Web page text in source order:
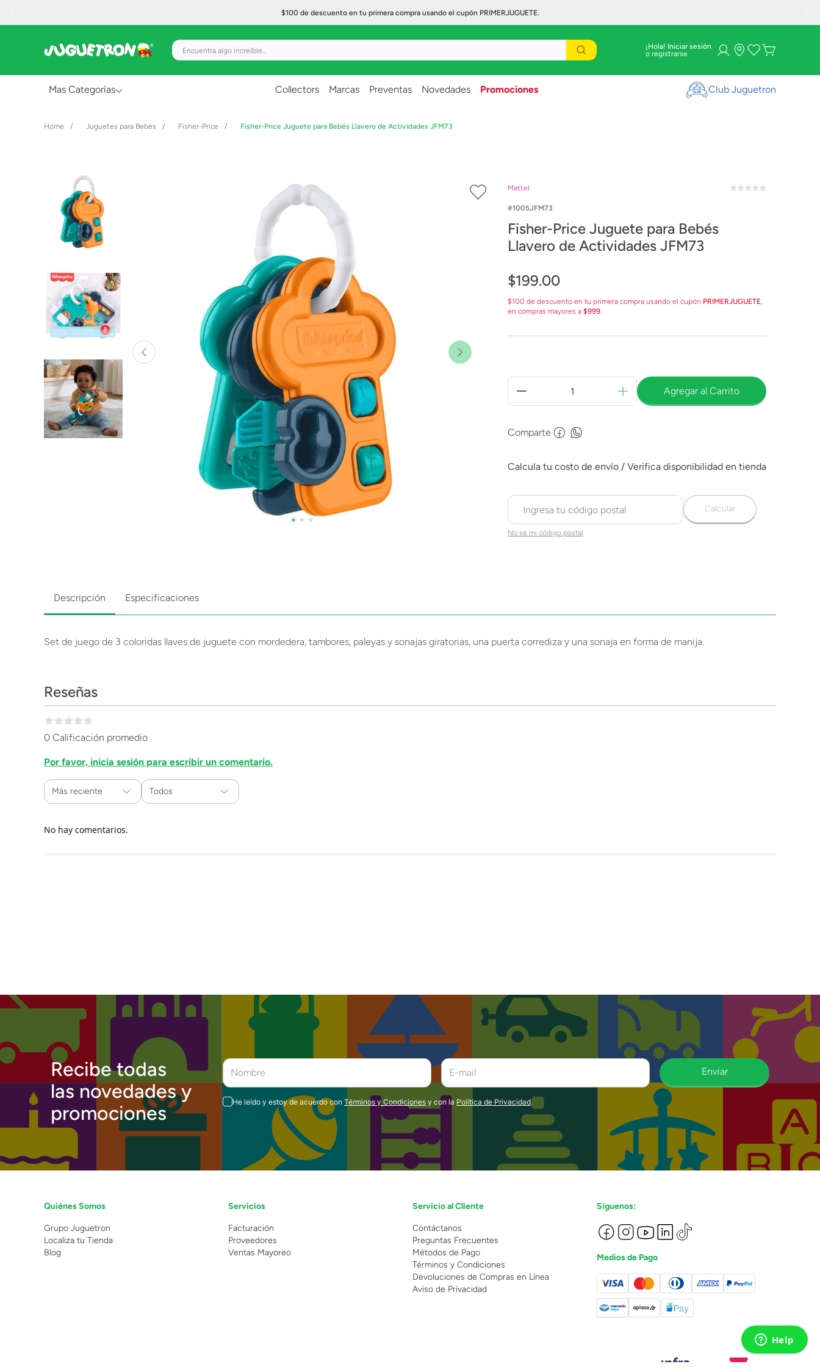
$100 de descuento en tu primera compra usando el cupón PRIMERJUGUETE.
Encuentra algo increíble... ¡Hola! Iniciar sesión
Mas Categorías
Creatividad y Arte
Figuras de Acción
Gadgets y Electrónicos
Lanzadores
Muñecas
Construcción
Peluches
Vehículos y Pistas
Collectors Marcas Preventas Novedades Promociones Club Juguetron
Juguetes para Bebés Fisher-Price Fisher-Price Juguete para Bebés Llavero de Actividades JFM73
Mattel
1005JFM73
Fisher-Price Juguete para Bebés
Llavero de Actividades JFM73
$199.00
$100 de descuento en tu primera compra usando el cupón PRIMERJUGUETE,
en compras mayores a $999.
Agregar al Carrito
Comparte
No sé mi código postal
Calcular
Descripción Especificaciones
Set de juego de 3 coloridas llaves de juguete con mordedera, tambores, paleyas y sonajas giratorias, una puerta corrediza y una sonaja en forma de manija.
Reseñas
0 Calificación promedio
Por favor, inicia sesión para escribir un comentario.
Más reciente Todos
No hay comentarios.
Recibe todas
las novedades y
promociones
Enviar
He leído y estoy de acuerdo con Términos y Condiciones y con la Política de Privacidad.
Quiénes Somos
Grupo Juguetron
Localiza tu Tienda
Blog
Servicios
Facturación
Proveedores
Ventas Mayoreo
Servicio al Cliente
Contáctanos
Preguntas Frecuentes
Métodos de Pago
Términos y Condiciones
Devoluciones de Compras en Línea
Aviso de Privacidad
Síguenos:
Medios de Pago